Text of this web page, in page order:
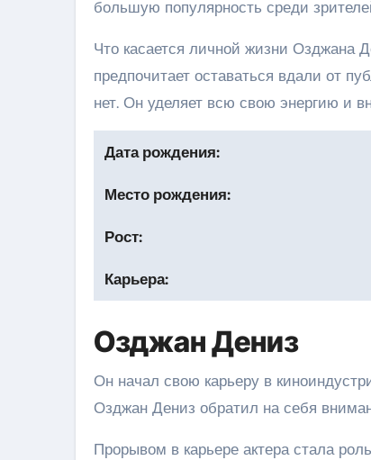
большую популярность среди
Что касается личной жизни Озджана
предпочитает оставаться вдали от
нет. Он уделяет всю свою энергию и
Дата рождения:
Место рождения:
Рост:
Карьера:
Озджан Дениз
Он начал свою карьеру в
Озджан Дениз обратил на себя
Прорывом в карьере актера стала